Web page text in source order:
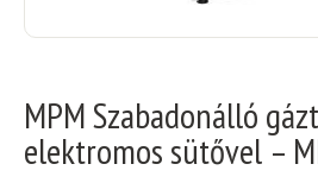
MPM Szabadonálló
elektromos sütővel –